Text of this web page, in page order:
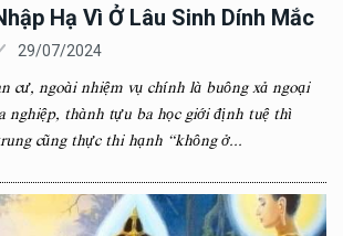
Hạ Vì Ở Lâu Sinh Dính Mắc
29/07/2024
cư, ngoài nhiệm vụ chính là buông xả ngoại
nghiệp, thành tựu ba học giới định tuệ thì
cũng thực thi hạnh “không ở...